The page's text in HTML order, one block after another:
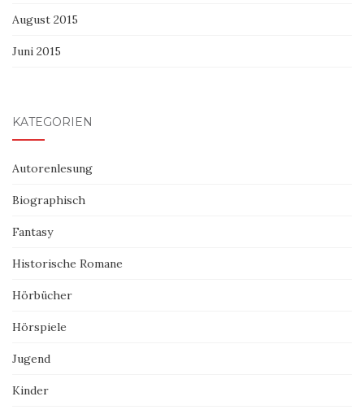
August 2015
Juni 2015
KATEGORIEN
Autorenlesung
Biographisch
Fantasy
Historische Romane
Hörbücher
Hörspiele
Jugend
Kinder